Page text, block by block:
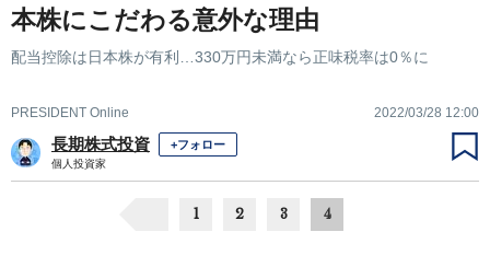
本株にこだわる意外な理由
配当控除は日本株が有利…330万円未満なら正味税率は0％に
PRESIDENT Online 2022/03/28 12:00
長期株式投資 +フォロー
個人投資家
1 2 3 4